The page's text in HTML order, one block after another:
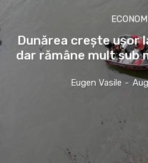
Dunărea crește ușor
dar rămâne mult sub
Eugen Vasile -